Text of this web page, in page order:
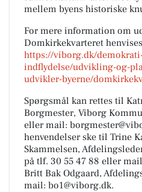
mellem byens historiske
For mere information om
Domkirkekvarteret
https://viborg.dk/
indflydelse/udvikling-og-
udvikler-byerne/
Spørgsmål kan rettes til
Borgmester, Viborg
eller mail:
henvendelser ske til Trine
Skammelsen,
på tlf. 30 55 47 88 eller
Britt Bak Odgaard,
mail: bo1@viborg.dk.